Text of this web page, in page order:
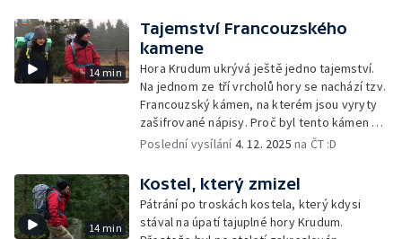
14 min
Tajemství Francouzského
kamene
Hora Krudum ukrývá ještě jedno tajemství.
Na jednom ze tří vrcholů hory se nachází tzv.
Francouzský kámen, na kterém jsou vyryty
zašifrované nápisy. Proč byl tento kámen na
kopci vztyčen?
Poslední vysílání4. 12. 2025 na ČT :D
14 min
Kostel, který zmizel
Pátrání po troskách kostela, který kdysi
stával na úpatí tajuplné hory Krudum.